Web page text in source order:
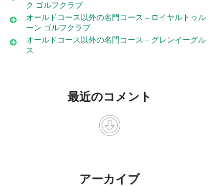
ク ゴルフクラブ
オールドコース以外の名門コース – ロイヤルトゥル
ーン ゴルフクラブ
オールドコース以外の名門コース – グレンイーグル
ス
最近のコメント
アーカイブ